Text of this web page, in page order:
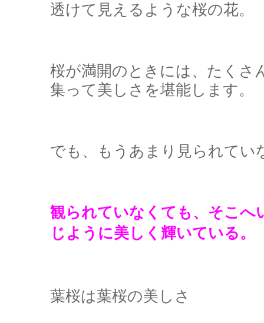
透けて見えるような桜の花。
桜が満開のときには、たくさ
集って美しさを堪能します。
でも、もうあまり見られてい
観られていなくても、そこへ
じように美しく輝いている。
葉桜は葉桜の美しさ